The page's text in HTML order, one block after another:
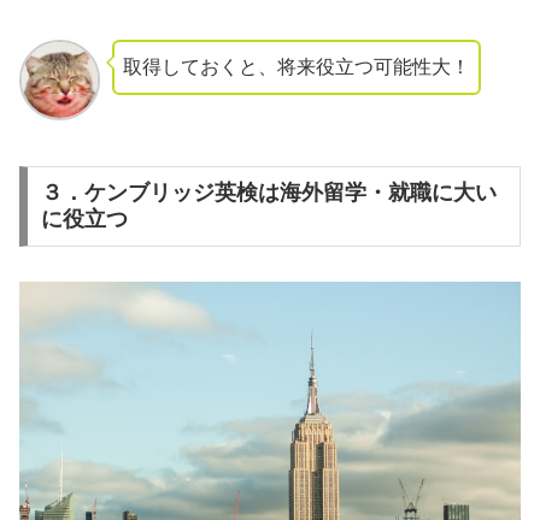
取得しておくと、将来役立つ可能性大！
３．ケンブリッジ英検は海外留学・就職に大い
に役立つ